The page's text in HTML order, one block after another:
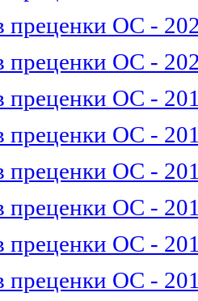
преценки ОС -
преценки ОС -
преценки ОС -
преценки ОС -
преценки ОС -
преценки ОС -
преценки ОС -
преценки ОС -